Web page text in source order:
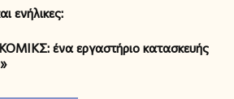
ενήλικες:
: ένα εργαστήριο κατασκευής